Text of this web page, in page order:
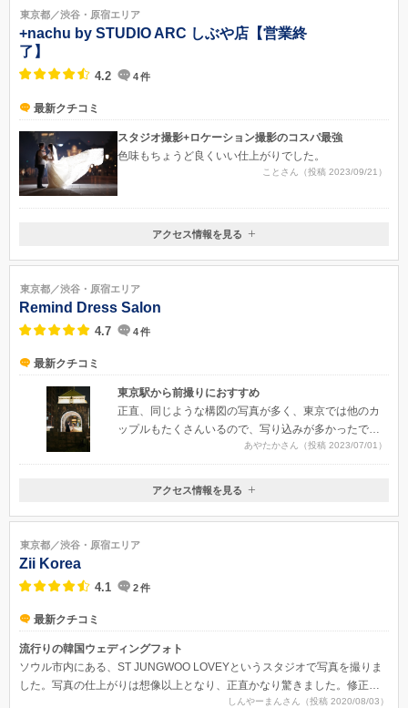
東京メトロ明治神宮前駅から徒歩1分
東京都／渋谷・原宿エリア
+nachu by STUDIO ARC しぶや店【営業終
了】
4.2 4件
最新クチコミ
スタジオ撮影+ロケーション撮影のコスパ最強
色味もちょうど良くいい仕上がりでした。
ことさん（投稿 2023/09/21）
東京都渋谷区神南1-18-2 フレーム神南坂2F
アクセス情報を見る
東京都／渋谷・原宿エリア
Remind Dress Salon
4.7 4件
最新クチコミ
東京駅から前撮りにおすすめ
正直、同じような構図の写真が多く、東京では他のカ
ップルもたくさんいるので、写り込みが多かったで
あやたかさん（投稿 2023/07/01）
東京都渋谷区神宮前2-18-11 MF神宮前４階
東京メトロ千代田線「明治伊神宮前駅」徒歩7分 / JR山手線「原宿駅」
徒歩9分
アクセス情報を見る
東京都／渋谷・原宿エリア
Zii Korea
4.1 2件
最新クチコミ
流行りの韓国ウェディングフォト
ソウル市内にある、ST JUNGWOO LOVEYというスタジオで写真を撮りま
した。写真の仕上がりは想像以上となり、正直かなり驚きました。修正も
とても高度にすることができたので、どの写真の綺麗に仕上がりました。
しんやーまんさん（投稿 2020/08/03）